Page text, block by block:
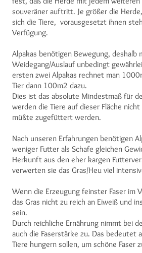
souveräner auftritt. Je größer die
sich die Tiere, vorausgesetzt ihnen
Verfügung.
Alpakas benötigen Bewegung, deshalb
Weidegang/Auslauf unbedingt
ersten zwei Alpakas rechnet man
Tier dann 100m2 dazu.
Dies ist das absolute Mindestmaß für
werden die Tiere auf dieser Fläche nicht
müßte zugefüttert werden.
Nach unseren Erfahrungen benötigen
weniger Futter als Schafe gleichen
Herkunft aus den eher kargen
verwerten sie das Gras/Heu viel
Wenn die Erzeugung feinster Faser im
das Gras nicht zu reich an Eiweiß und
sein.
Durch reichliche Ernährung nimmt bei
auch die Faserstärke zu. Das bedeutet
Tiere hungern sollen, um schöne Faser